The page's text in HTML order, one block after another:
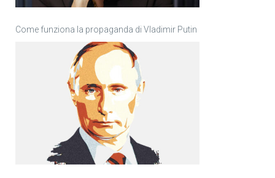
Come funziona la propaganda di Vladimir Putin